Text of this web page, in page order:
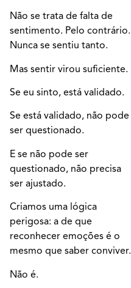
Não se trata de falta de
sentimento. Pelo contrário.
Nunca se sentiu tanto.
Mas sentir virou suficiente.
Se eu sinto, está validado.
Se está validado, não pode
ser questionado.
E se não pode ser
questionado, não precisa
ser ajustado.
Criamos uma lógica
perigosa: a de que
reconhecer emoções é o
mesmo que saber conviver.
Não é.